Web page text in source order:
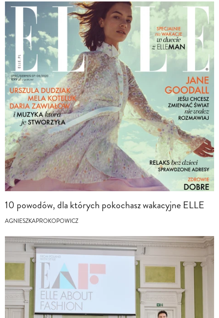
10 powodów, dla których pokochasz wakacyjne ELLE
AGNIESZKAPROKOPOWICZ